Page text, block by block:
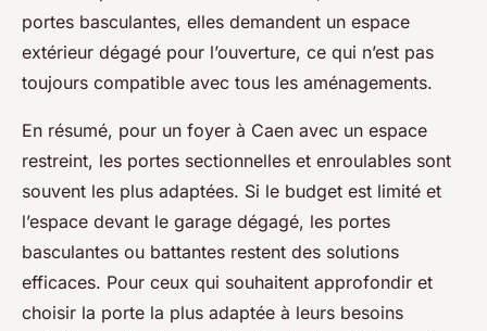
portes basculantes, elles demandent un espace
extérieur dégagé pour l’ouverture, ce qui n’est pas
toujours compatible avec tous les aménagements.
En résumé, pour un foyer à Caen avec un espace
restreint, les portes sectionnelles et enroulables sont
souvent les plus adaptées. Si le budget est limité et
l’espace devant le garage dégagé, les portes
basculantes ou battantes restent des solutions
efficaces. Pour ceux qui souhaitent approfondir et
choisir la porte la plus adaptée à leurs besoins